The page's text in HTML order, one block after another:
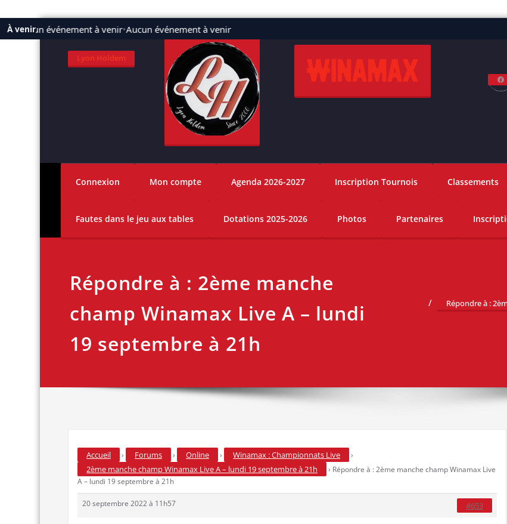
À venir
Aucun événement à venir•Aucun événement à venir
Aller
contenu
Lyon Holdem
Connexion Mon compte Agenda 2026-2027 Inscription Tournois Classements
Fautes dans le jeu aux tables Dotations 2025-2026 Photos Partenaires
Répondre à : 2ème manche
champ Winamax Live A – lundi
19 septembre à 21h
Répondre à :
Accueil › Forums › Online › Winamax : Championnats Live ›
2ème manche champ Winamax Live A – lundi 19 septembre à 21h › Répondre à : 2ème manche champ Winamax Live
A – lundi 19 septembre à 21h
20 septembre 2022 à 11h57 #653